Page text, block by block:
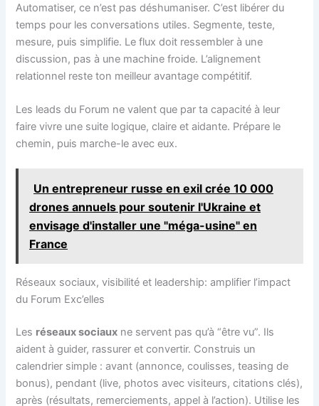
Automatiser, ce n’est pas déshumaniser. C’est libérer du
temps pour les conversations utiles. Segmente, teste,
mesure, puis simplifie. Le flux doit ressembler à une
discussion, pas à une machine froide. L’alignement
relationnel reste ton meilleur avantage compétitif.
Les leads du Forum ne valent que par ta capacité à leur
faire vivre une suite logique, claire et aidante. Prépare le
chemin, puis marche-le avec eux.
Un entrepreneur russe en exil crée 10 000
drones annuels pour soutenir l'Ukraine et
envisage d'installer une "méga-usine" en
France
Réseaux sociaux, visibilité et leadership: amplifier l’impact
du Forum Exc’elles
Les réseaux sociaux ne servent pas qu’à “être vu”. Ils
aident à guider, rassurer et convertir. Construis un
calendrier simple : avant (annonce, coulisses, teasing de
bonus), pendant (live, photos avec visiteurs, citations clés),
après (résultats, remerciements, appel à l’action). Utilise les